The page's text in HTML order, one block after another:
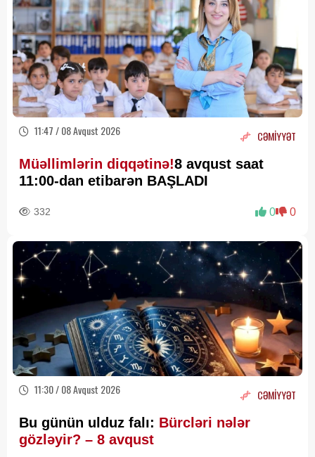
11:47 / 08 Avqust 2026 CƏMİYYƏT
Müəllimlərin diqqətinə!8 avqust saat
11:00-dan etibarən BAŞLADI
332 0 0
11:30 / 08 Avqust 2026 CƏMİYYƏT
Bu günün ulduz falı: Bürcləri nələr
gözləyir? – 8 avqust